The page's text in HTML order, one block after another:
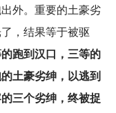
外。重要的土豪劣
，结果等于被驱
跑到汉口，三等的
土豪劣绅，以逃到
三个劣绅，终被捉